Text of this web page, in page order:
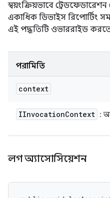
স্বয়ংক্রিয়ভাবে
একাধিক ডিভাইস রিপোর্টিং
এই পদ্ধতিটি ওভাররাইড
পরামিতি
context
IInvocationContext :
লগ অ্যাসোসিয়েশন